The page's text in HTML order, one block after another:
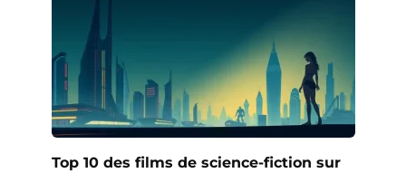
Top 10 des films de science-fiction sur